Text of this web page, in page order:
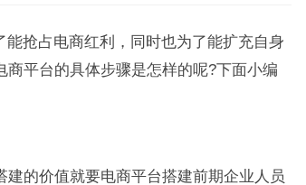
抢占电商红利，同时也为了能扩充自身
平台的具体步骤是怎样的呢?下面小编
的价值就要电商平台搭建前期企业人员